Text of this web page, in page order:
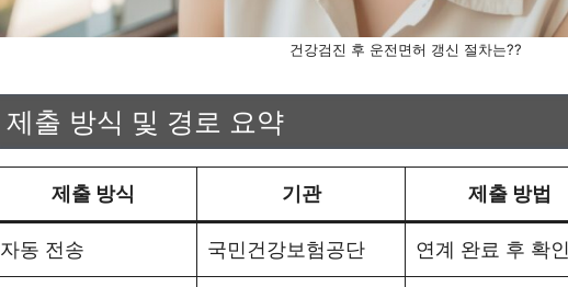
건강검진 후 운전면허 갱신 절차는??
제출 방식 및 경로 요약
제출 방식 기관 제출 방법
자동 전송 국민건강보험공단 연계 완료 후 확인